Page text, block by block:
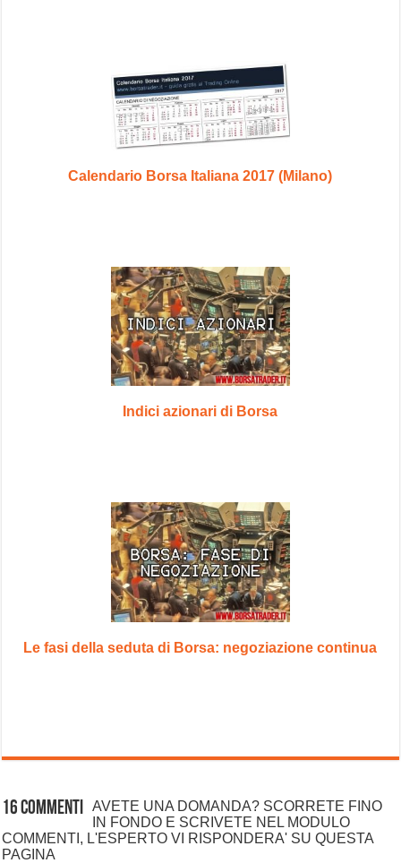
Calendario Borsa Italiana 2017 (Milano)
Indici azionari di Borsa
Le fasi della seduta di Borsa: negoziazione continua
16 commenti
AVETE UNA DOMANDA? SCORRETE FINO
IN FONDO E SCRIVETE NEL MODULO
COMMENTI, L'ESPERTO VI RISPONDERA' SU QUESTA
PAGINA